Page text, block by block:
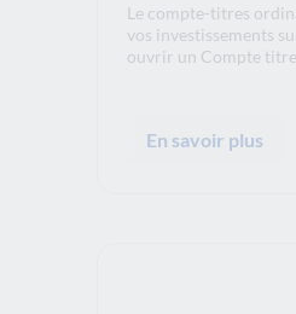
Le compte-titres
vos investissements
ouvrir un Compte
En savoir plus